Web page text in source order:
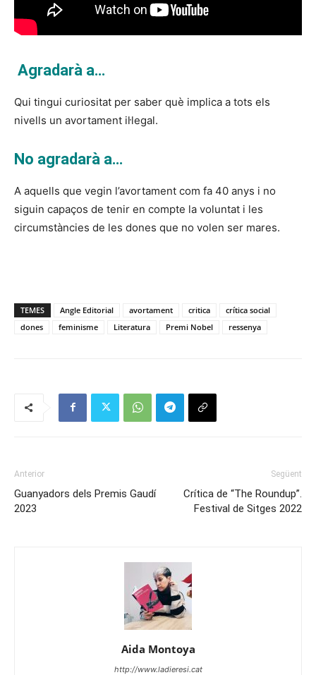
Agradarà a…
Qui tingui curiositat per saber què implica a tots els
nivells un avortament il·legal.
No agradarà a…
A aquells que vegin l’avortament com fa 40 anys i no
siguin capaços de tenir en compte la voluntat i les
circumstàncies de les dones que no volen ser mares.
TEMES Angle Editorial avortament critica
crítica social
dones
feminisme Literatura Premi Nobel ressenya
Anterior
Guanyadors dels Premis Gaudí
2023
Següent
Crítica de “The Roundup”.
Festival de Sitges 2022
Aida Montoya
http://www.ladieresi.cat